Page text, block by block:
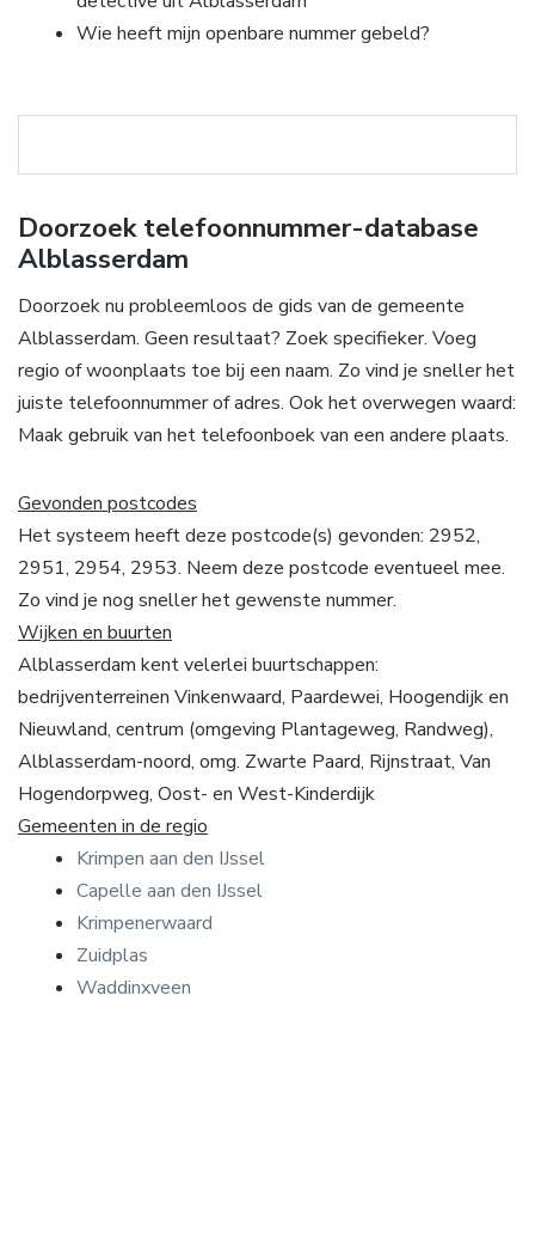
Wie heeft mijn openbare nummer gebeld?
Doorzoek telefoonnummer-database
Alblasserdam
Doorzoek nu probleemloos de gids van de gemeente
Alblasserdam. Geen resultaat? Zoek specifieker. Voeg
regio of woonplaats toe bij een naam. Zo vind je sneller het
juiste telefoonnummer of adres. Ook het overwegen waard:
Maak gebruik van het telefoonboek van een andere plaats.
Gevonden postcodes
Het systeem heeft deze postcode(s) gevonden: 2952,
2951, 2954, 2953. Neem deze postcode eventueel mee.
Zo vind je nog sneller het gewenste nummer.
Wijken en buurten
Alblasserdam kent velerlei buurtschappen:
bedrijventerreinen Vinkenwaard, Paardewei, Hoogendijk en
Nieuwland, centrum (omgeving Plantageweg, Randweg),
Alblasserdam-noord, omg. Zwarte Paard, Rijnstraat, Van
Hogendorpweg, Oost- en West-Kinderdijk
Gemeenten in de regio
Krimpen aan den IJssel
Capelle aan den IJssel
Krimpenerwaard
Zuidplas
Waddinxveen